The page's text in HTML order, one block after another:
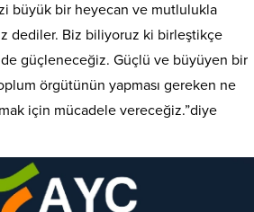
büyük bir heyecan ve mutlulukla
dediler. Biz biliyoruz ki birleştikçe
güçleneceğiz. Güçlü ve büyüyen bir
örgütünün yapması gereken ne
için mücadele vereceğiz.”diye